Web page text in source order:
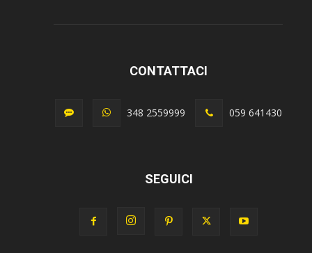
CONTATTACI
348 2559999 059 641430
SEGUICI